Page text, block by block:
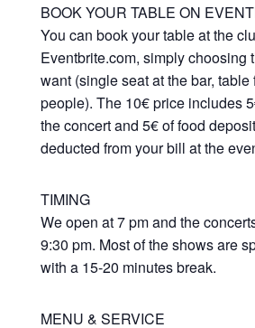
BOOK YOUR TABLE ON
You can book your table at the
Eventbrite.com, simply choosing
want (single seat at the bar, table
people). The 10€ price includes
the concert and 5€ of food
deducted from your bill at the
TIMING
We open at 7 pm and the
9:30 pm. Most of the shows are
with a 15-20 minutes break.
MENU & SERVICE